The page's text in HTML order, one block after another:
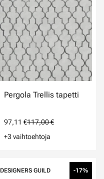
Pergola Trellis tapetti
97,11 €117,00 €
+3 vaihtoehtoja
DESIGNERS GUILD -17%